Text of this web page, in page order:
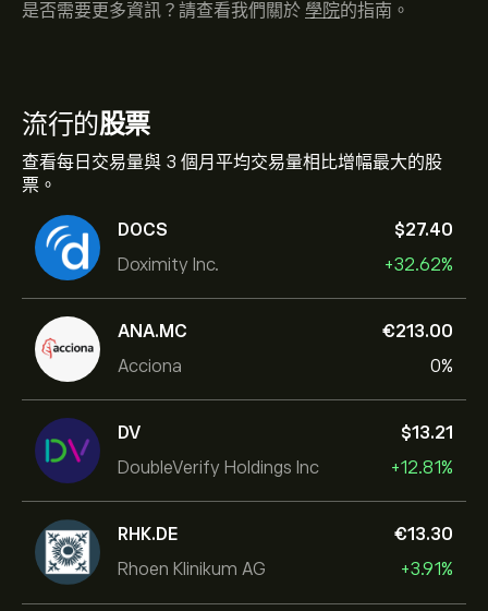
流行的股票
查看每日交易量與 3 個月平均交易量相比增幅最大的股
票。
DOCS
Doximity Inc.
‎$‎27.40
+32.62%
ANA.MC
Acciona
‎€‎213.00
0%
DV
DoubleVerify Holdings Inc
‎$‎13.21
+12.81%
RHK.DE
Rhoen Klinikum AG
‎€‎13.30
+3.91%
是否需要更多資訊？請查看我們關於 學院的指南。